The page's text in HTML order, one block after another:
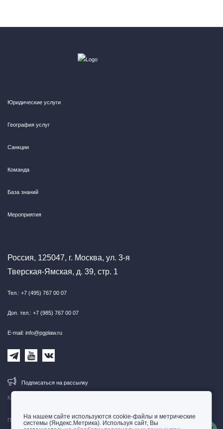
Карта сайта
Правовая информация
Юридические услуги
География услуг
Санкции
Команда
База знаний
Мероприятия
Россия, 125047, г. Москва, ул. 3-я
Тверская-Ямская, д. 39, стр. 1
Тел.: +7 (495) 767 00 07
Доп. тел.: +7 (985) 767 00 07
E-mail: info@pgplaw.ru
Подписаться на рассылку
На нашем сайте используются cookie-файлы и метрические
системы (Яндекс.Метрика). Используя сайт, Вы